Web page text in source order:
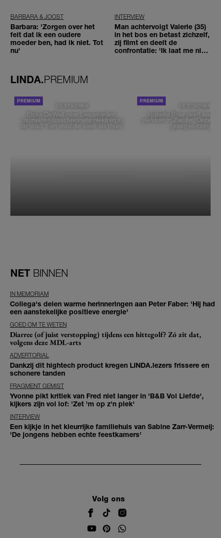
BARBARA & JOOST
Barbara: 'Zorgen over het
feit dat ik een oudere
moeder ben, had ik niet. Tot
nu'
INTERVIEW
Man achtervolgt Valerie (35)
in het bos en betast zichzelf,
zij filmt en deelt de
confrontatie: 'Ik laat me niet
LINDA.PREMIUM
DE STAD VAN
Elske DeWall over Leeuwarden,
muziek en haar favoriete plekken in
de stad: 'Een stad die voelt als thuis'
DE STAD VAN
Isabelle Boer deelt haar
plekken in Zwolle: 'Deze
graag verborgen'
NET BINNEN
IN MEMORIAM
Collega's delen warme herinneringen aan Peter Faber: 'Hij had
een aanstekelijke positieve energie'
GOED OM TE WETEN
Diarree (of juist verstopping) tijdens een hittegolf? Zó zit dat,
volgens deze MDL-arts
ADVERTORIAL
Dankzij dit hightech product kregen LINDA.lezers frissere en
schonere tanden
FRAGMENT GEMIST
Yvonne pikt kritiek van Fred niet langer in 'B&B Vol Liefde',
kijkers zijn vol lof: 'Zet 'm op z'n plek'
INTERVIEW
Een kijkje in het kleurrijke familiehuis van Sabine Zarr-Vermeij:
'De jongens hebben echte feestkamers'
Volg ons